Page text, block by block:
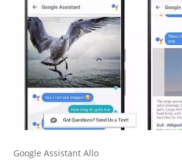
Google Assistant Allo